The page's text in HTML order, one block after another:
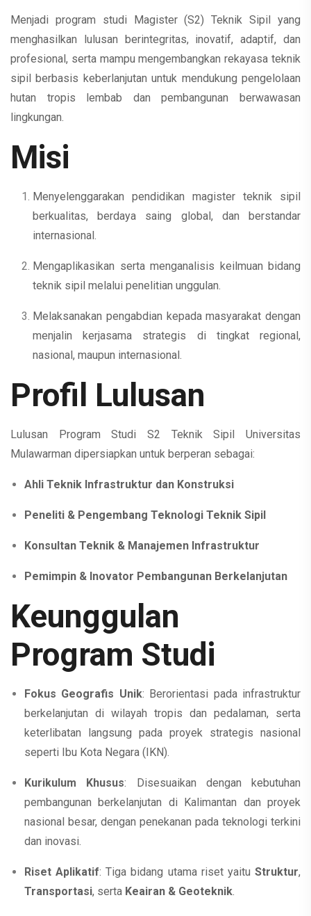
Menjadi program studi Magister (S2) Teknik Sipil yang
menghasilkan lulusan berintegritas, inovatif, adaptif, dan
profesional, serta mampu mengembangkan rekayasa teknik
sipil berbasis keberlanjutan untuk mendukung pengelolaan
hutan tropis lembab dan pembangunan berwawasan
lingkungan.
Misi
Menyelenggarakan pendidikan magister teknik sipil
berkualitas, berdaya saing global, dan berstandar
internasional.
Mengaplikasikan serta menganalisis keilmuan bidang
teknik sipil melalui penelitian unggulan.
Melaksanakan pengabdian kepada masyarakat dengan
menjalin kerjasama strategis di tingkat regional,
nasional, maupun internasional.
Profil Lulusan
Lulusan Program Studi S2 Teknik Sipil Universitas
Mulawarman dipersiapkan untuk berperan sebagai:
Ahli Teknik Infrastruktur dan Konstruksi
Peneliti & Pengembang Teknologi Teknik Sipil
Konsultan Teknik & Manajemen Infrastruktur
Pemimpin & Inovator Pembangunan Berkelanjutan
Keunggulan
Program Studi
Fokus Geografis Unik: Berorientasi pada infrastruktur
berkelanjutan di wilayah tropis dan pedalaman, serta
keterlibatan langsung pada proyek strategis nasional
seperti Ibu Kota Negara (IKN).
Kurikulum Khusus: Disesuaikan dengan kebutuhan
pembangunan berkelanjutan di Kalimantan dan proyek
nasional besar, dengan penekanan pada teknologi terkini
dan inovasi.
Riset Aplikatif: Tiga bidang utama riset yaituStruktur,
Transportasi, serta Keairan & Geoteknik.